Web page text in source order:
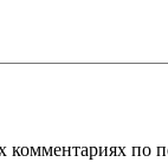
по